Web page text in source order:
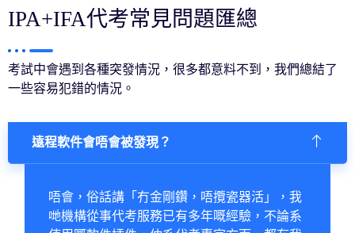
IPA+IFA代考常見問題匯總
考試中會遇到各種突發情況，很多都意料不到，我們總結了
一些容易犯錯的情況。
遠程軟件會唔會被發現？
唔會，俗話講「冇金剛鑽，唔攬瓷器活」，我
哋機構從事代考服務已有多年嘅經驗，不論系